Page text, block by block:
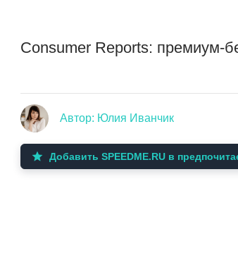
Consumer Reports: премиум-
Автор: Юлия Иванчик
Добавить SPEEDME.RU в